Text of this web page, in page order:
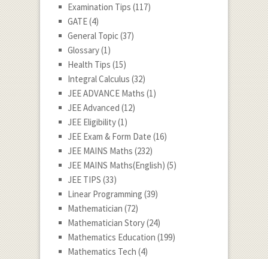
Examination Tips (117)
GATE(4)
General Topic(37)
Glossary(1)
Health Tips (15)
Integral Calculus (32)
JEE ADVANCE Maths (1)
JEE Advanced (12)
JEE Eligibility(1)
JEE Exam & Form Date (16)
JEE MAINS Maths (232)
JEE MAINS Maths(English) (5)
JEE TIPS (33)
Linear Programming (39)
Mathematician (72)
Mathematician Story(24)
Mathematics Education (199)
Mathematics Tech (4)